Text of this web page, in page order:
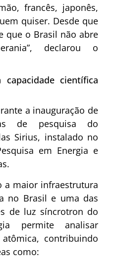
francês, japonês,
quiser. Desde que
que o Brasil não abre
declarou o
científica
a inauguração de
de pesquisa do
Sirius, instalado no
em Energia e
a maior infraestrutura
no Brasil e uma das
de luz síncrotron do
permite analisar
contribuindo
como: